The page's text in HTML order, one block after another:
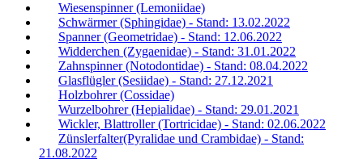
Wiesenspinner (Lemoniidae)
Schwärmer (Sphingidae) - Stand: 13.02.2022
Spanner (Geometridae) - Stand: 12.06.2022
Widderchen (Zygaenidae) - Stand: 31.01.2022
Zahnspinner (Notodontidae) - Stand: 08.04.2022
Glasflügler (Sesiidae) - Stand: 27.12.2021
Holzbohrer (Cossidae)
Wurzelbohrer (Hepialidae) - Stand: 29.01.2021
Wickler, Blattroller (Tortricidae) - Stand: 02.06.2022
Zünslerfalter(Pyralidae und Crambidae) - Stand:
21.08.2022